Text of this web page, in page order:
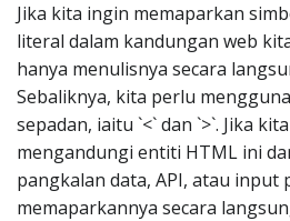
Jika kita ingin memaparkan
literal dalam kandungan web
hanya menulisnya secara
Sebaliknya, kita perlu
sepadan, iaitu `<` dan `>`. Jika
mengandungi entiti HTML ini
pangkalan data, API, atau input
memaparkannya secara